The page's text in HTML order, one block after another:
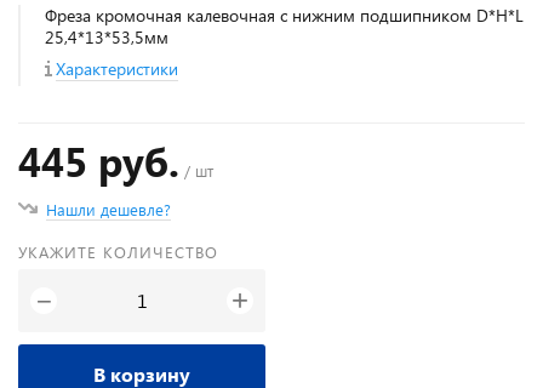
Фреза кромочная калевочная с нижним подшипником D*H*L
25,4*13*53,5мм
Характеристики
445 руб. / шт
Нашли дешевле?
УКАЖИТЕ КОЛИЧЕСТВО
− +
В корзину